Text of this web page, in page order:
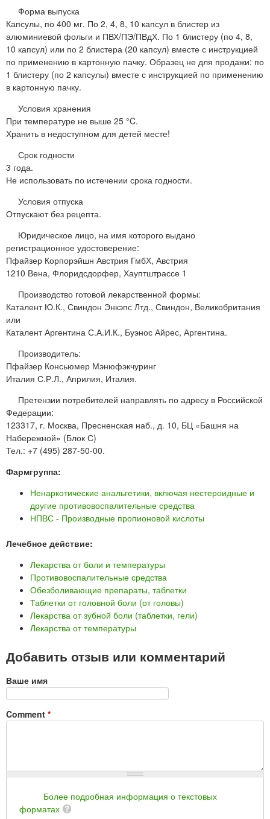
Форма выпуска
Капсулы, по 400 мг. По 2, 4, 8, 10 капсул в блистер из
алюминиевой фольги и ПВХ/ПЭ/ПВдХ. По 1 блистеру (по 4, 8,
10 капсул) или по 2 блистера (20 капсул) вместе с инструкцией
по применению в картонную пачку. Образец не для продажи: по
1 блистеру (по 2 капсулы) вместе с инструкцией по применению
в картонную пачку.
Условия хранения
При температуре не выше 25 °C.
Хранить в недоступном для детей месте!
Срок годности
3 года.
Не использовать по истечении срока годности.
Условия отпуска
Отпускают без рецепта.
Юридическое лицо, на имя которого выдано
регистрационное удостоверение:
Пфайзер Корпорэйшн Австрия ГмбХ, Австрия
1210 Вена, Флоридсдорфер, Хауптштрассе 1
Производство готовой лекарственной формы:
Каталент Ю.К., Свиндон Энкэпс Лтд., Свиндон, Великобритания
или
Каталент Аргентина С.А.И.К., Буэнос Айрес, Аргентина.
Производитель:
Пфайзер Консьюмер Мэнюфэкчуринг
Италия С.Р.Л., Априлия, Италия.
Претензии потребителей направлять по адресу в Российской
Федерации:
123317, г. Москва, Пресненская наб., д. 10, БЦ «Башня на
Набережной» (Блок С)
Тел.: +7 (495) 287-50-00.
Фармгруппа:
Ненаркотические анальгетики, включая нестероидные и
другие противовоспалительные средства
НПВС - Производные пропионовой кислоты
Лечебное действие:
Лекарства от боли и температуры
Противовоспалительные средства
Обезболивающие препараты, таблетки
Таблетки от головной боли (от головы)
Лекарства от зубной боли (таблетки, гели)
Лекарства от температуры
Добавить отзыв или комментарий
Ваше имя
Comment *
Более подробная информация о текстовых
форматах